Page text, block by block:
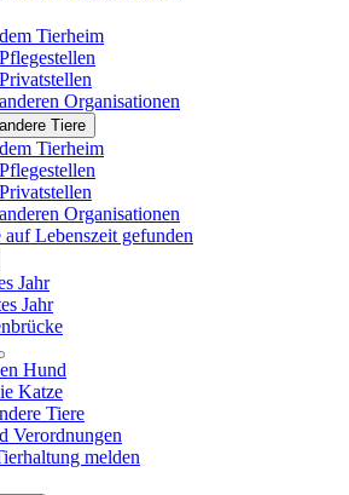
Tierheim
Organisationen
Tiere
Tierheim
Organisationen
auf Lebenszeit gefunden
Jahr
Jahr
Hund
Katze
Tiere
Verordnungen
melden